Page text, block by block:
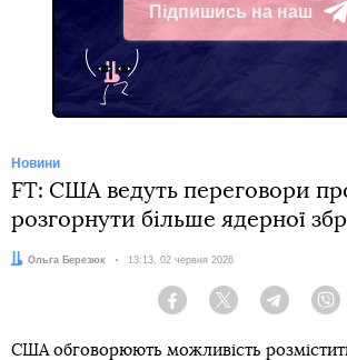
Підпишись на наш
Telegram
Новини
FT: США ведуть переговори
розгорнути більше ядерної
Автор:
Ольга Березюк Дата:
13:13, 02 червня 2026
Facebook Twitter Telegram
США обговорюють можливість